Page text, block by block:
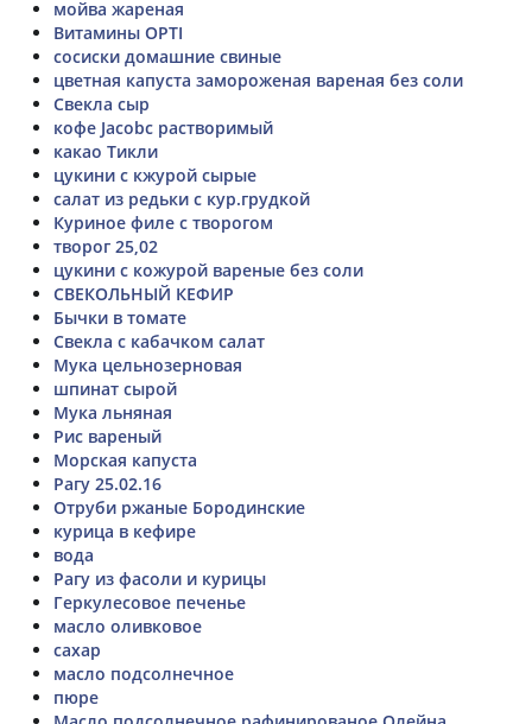
мойва жареная
Витамины OPTI
сосиски домашние свиные
цветная капуста замороженая вареная без соли
Свекла сыр
кофе Jacobc растворимый
какао Тикли
цукини с кжурой сырые
салат из редьки с кур.грудкой
Куриное филе с творогом
творог 25,02
цукини с кожурой вареные без соли
СВЕКОЛЬНЫЙ КЕФИР
Бычки в томате
Свекла с кабачком салат
Мука цельнозерновая
шпинат сырой
Мука льняная
Рис вареный
Морская капуста
Рагу 25.02.16
Отруби ржаные Бородинские
курица в кефире
вода
Рагу из фасоли и курицы
Геркулесовое печенье
масло оливковое
сахар
масло подсолнечное
пюре